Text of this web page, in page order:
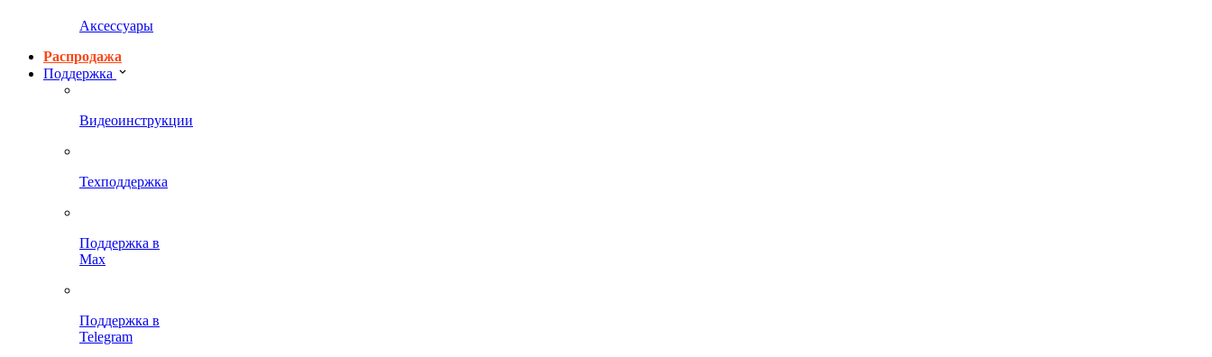
Аксессуары
Распродажа
Поддержка
Видеоинструкции
Техподдержка
Поддержка в
Max
Поддержка в
Telegram